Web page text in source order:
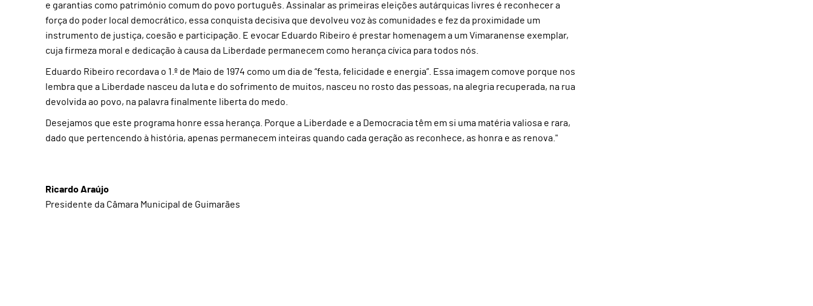
e garantias como património comum do povo português. Assinalar as primeiras eleições autárquicas livres é reconhecer a
força do poder local democrático, essa conquista decisiva que devolveu voz às comunidades e fez da proximidade um
instrumento de justiça, coesão e participação. E evocar Eduardo Ribeiro é prestar homenagem a um Vimaranense exemplar,
cuja firmeza moral e dedicação à causa da Liberdade permanecem como herança cívica para todos nós.
Eduardo Ribeiro recordava o 1.º de Maio de 1974 como um dia de “festa, felicidade e energia”. Essa imagem comove porque nos
lembra que a Liberdade nasceu da luta e do sofrimento de muitos, nasceu no rosto das pessoas, na alegria recuperada, na rua
devolvida ao povo, na palavra finalmente liberta do medo.
Desejamos que este programa honre essa herança. Porque a Liberdade e a Democracia têm em si uma matéria valiosa e rara,
dado que pertencendo à história, apenas permanecem inteiras quando cada geração as reconhece, as honra e as renova."
Ricardo Araújo
Presidente da Câmara Municipal de Guimarães